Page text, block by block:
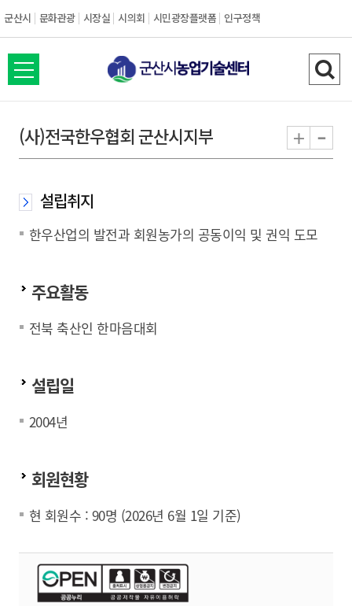
군산시 문화관광 시장실 시의회 시민광장플랫폼 인구정책
전
체
뉴
열
검
색
기
(사)전국한우협회 군산시지부 + -
설립취지
한우산업의 발전과 회원농가의 공동이익 및 권익 도모
주요활동
전북 축산인 한마음대회
설립일
2004년
회원현황
현 회원수 : 90명 (2026년 6월 1일 기준)